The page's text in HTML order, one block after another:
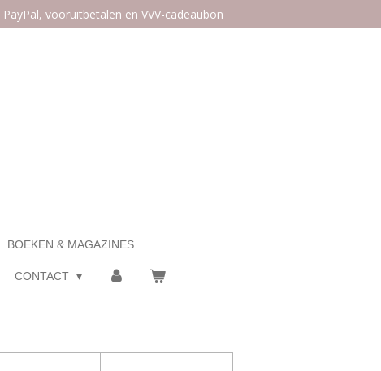
vooruitbetalen en VVV-cadeaubon
BOEKEN & MAGAZINES
CONTACT